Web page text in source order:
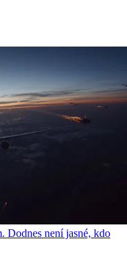
Dodnes není jasné, kdo